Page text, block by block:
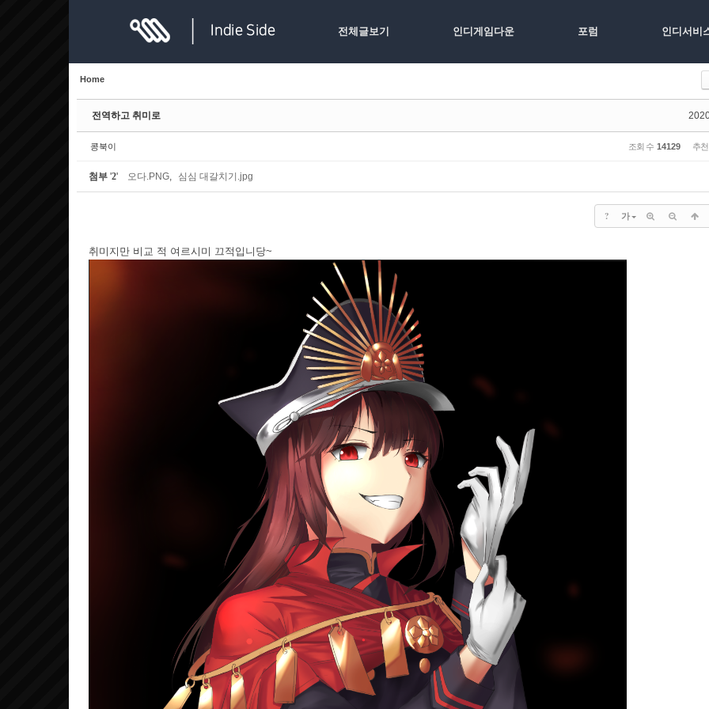
전체글보기 인디게임다운 포럼 인디서비
Home
전역하고 취미로
콩북이 조회 수 14129 추
첨부 '2' 오다.PNG, 심심 대갈치기.jpg
? 가
취미지만 비교 적 여르시미 끄적입니당~
Sketchbook5, 스케치북5
Sketchbook5, 스케치북5
Sketchbook5, 스케치북5
Sketchbook5, 스케치북5